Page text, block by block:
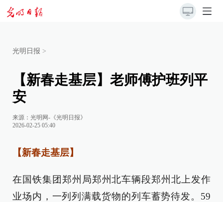
光明日报 >
【新春走基层】老师傅护班列平
安
来源： 光明网-《光明日报》
2026-02-25 05:40
【新春走基层】
在国铁集团郑州局郑州北车辆段郑州北上发作
业场内，一列列满载货物的列车蓄势待发。59